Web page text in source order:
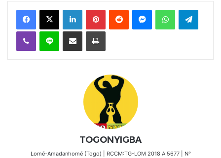
FacebookX Linkedin PinterestReddit MessengerWhatsAppTelegram
Viber Ligne Partager par email Imprimer
TOGONYIGBA
Lomé-Amadanhomé (Togo) | RCCM:TG-LOM 2018 A 5677 | N°